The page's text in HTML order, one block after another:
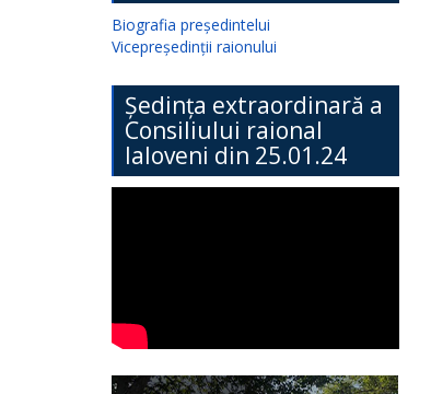
Biografia președintelui
Vicepreședinții raionului
Ședința extraordinară a
Consiliului raional
Ialoveni din 25.01.24